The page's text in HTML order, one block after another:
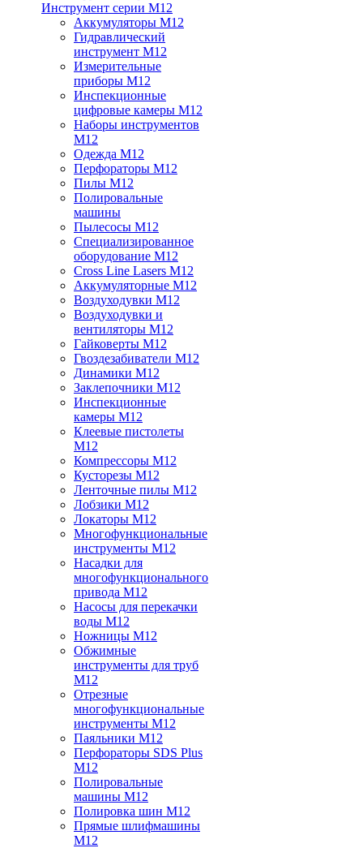
Инструмент серии M12
Аккумуляторы M12
Гидравлический
инструмент M12
Измерительные
приборы M12
Инспекционные
цифровые камеры M12
Наборы инструментов
M12
Одежда M12
Перфораторы M12
Пилы M12
Полировальные
машины
Пылесосы M12
Специализированное
оборудование M12
Cross Line Lasers M12
Аккумуляторные M12
Воздуходувки M12
Воздуходувки и
вентиляторы M12
Гайковерты M12
Гвоздезабиватели M12
Динамики M12
Заклепочники M12
Инспекционные
камеры M12
Клеевые пистолеты
M12
Компрессоры M12
Кусторезы M12
Ленточные пилы M12
Лобзики M12
Локаторы M12
Многофункциональные
инструменты M12
Насадки для
многофункционального
привода M12
Насосы для перекачки
воды M12
Ножницы M12
Обжимные
инструменты для труб
M12
Отрезные
многофункциональные
инструменты M12
Паяльники M12
Перфораторы SDS Plus
M12
Полировальные
машины M12
Полировка шин M12
Прямые шлифмашины
M12